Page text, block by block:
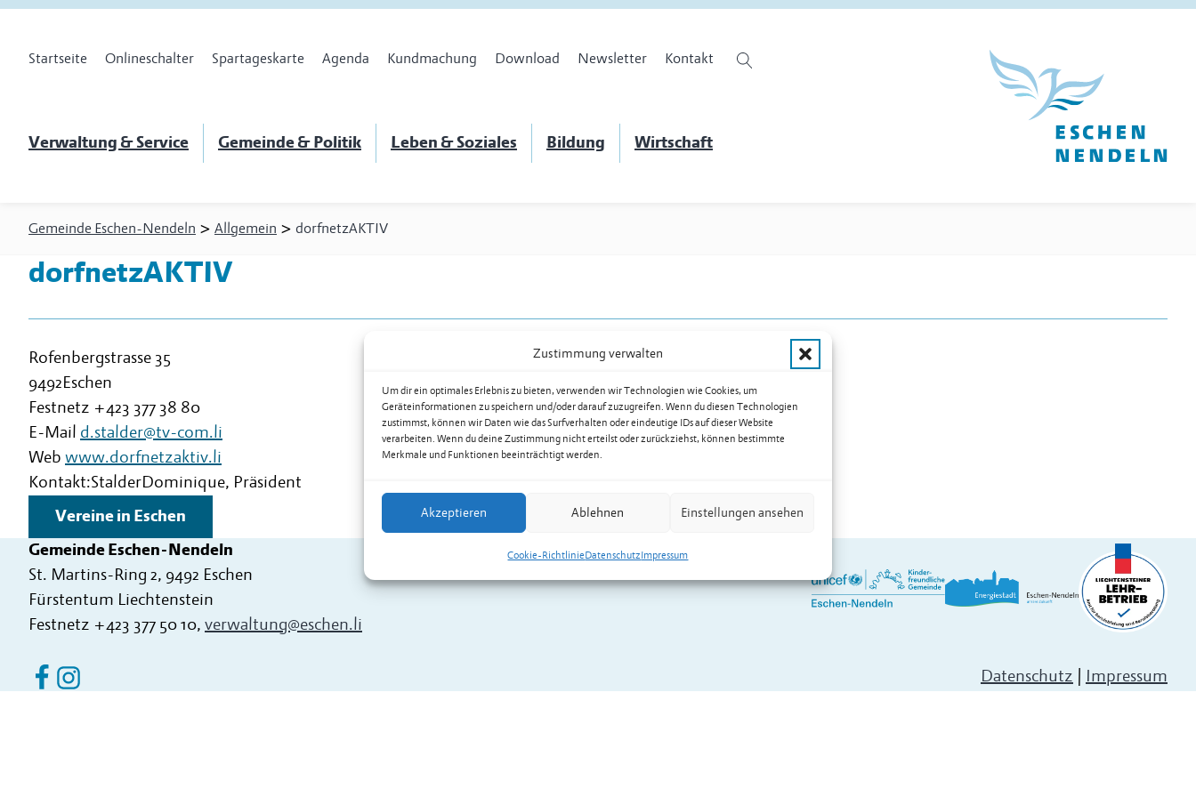
Zustimmung verwalten
Um dir ein optimales Erlebnis zu bieten, verwenden wir Technologien wie Cookies, um
Geräteinformationen zu speichern und/oder darauf zuzugreifen. Wenn du diesen Technologien
zustimmst, können wir Daten wie das Surfverhalten oder eindeutige IDs auf dieser Website
verarbeiten. Wenn du deine Zustimmung nicht erteilst oder zurückziehst, können bestimmte
Merkmale und Funktionen beeinträchtigt werden.
Akzeptieren Ablehnen Einstellungen ansehen
Cookie-RichtlinieDatenschutzImpressum
Startseite Onlineschalter Spartageskarte Agenda Kundmachung Download Newsletter Kontakt
Verwaltung & Service Gemeinde & Politik Leben & Soziales Bildung Wirtschaft
Gemeinde Eschen-Nendeln > Allgemein > dorfnetzAKTIV
dorfnetzAKTIV
Rofenbergstrasse 35
9492Eschen
Festnetz +423 377 38 80
E-Mail d.stalder@tv-com.li
Web www.dorfnetzaktiv.li
Kontakt:StalderDominique, Präsident
Vereine in Eschen
Gemeinde Eschen-Nendeln
St. Martins-Ring 2, 9492 Eschen
Fürstentum Liechtenstein
Festnetz +423 377 50 10, verwaltung@eschen.li
Eschen Nendeln auf Facebook
Eschen Nendeln auf Instagram
Datenschutz | Impressum